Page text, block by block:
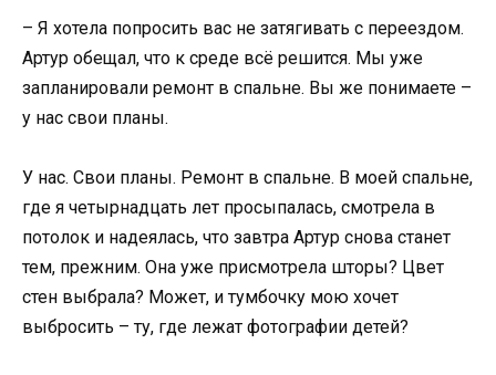
– Я хотела попросить вас не затягивать с переездом.
Артур обещал, что к среде всё решится. Мы уже
запланировали ремонт в спальне. Вы же понимаете –
у нас свои планы.
У нас. Свои планы. Ремонт в спальне. В моей спальне,
где я четырнадцать лет просыпалась, смотрела в
потолок и надеялась, что завтра Артур снова станет
тем, прежним. Она уже присмотрела шторы? Цвет
стен выбрала? Может, и тумбочку мою хочет
выбросить – ту, где лежат фотографии детей?